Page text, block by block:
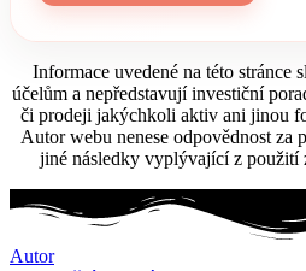
Informace uvedené na této stránce
účelům a nepředstavují investiční
či prodeji jakýchkoli aktiv ani jinou
Autor webu nenese odpovědnost za
jiné následky vyplývající z použití
Autor